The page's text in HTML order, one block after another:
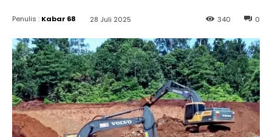
Penulis : Kabar 68 28 Juli 2025 0
340